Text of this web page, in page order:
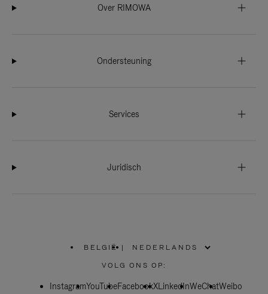
Over RIMOWA
Ondersteuning
Services
Juridisch
BELGIË
SELECTEER
UW
|
VOLG ONS OP:
InstagramYouTubeFacebookXLinkedInWeChatWeibo